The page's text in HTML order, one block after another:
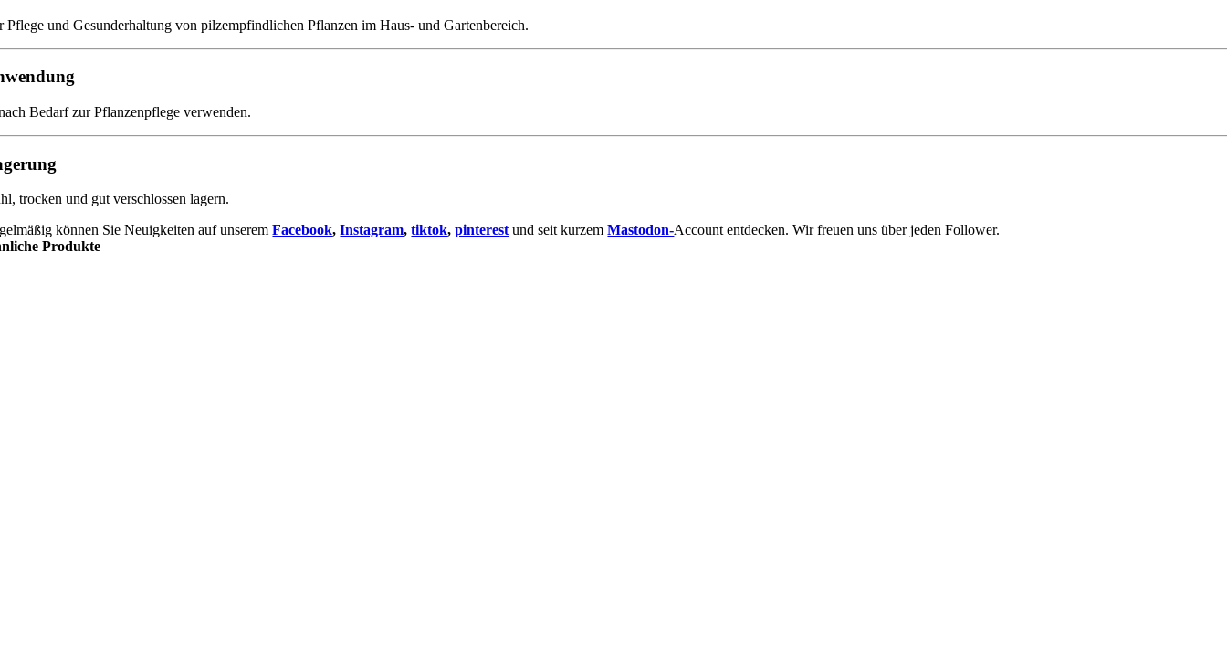
Pflege und Gesunderhaltung von pilzempfindlichen Pflanzen im Haus- und Gartenbereich.
Bedarf zur Pflanzenpflege verwenden.
trocken und gut verschlossen lagern.
können Sie Neuigkeiten auf unseremFacebook,Instagram,tiktok,pinterestund seit kurzemMastodon-Account entdecken. Wir freuen uns über jeden Follower.
Produkte